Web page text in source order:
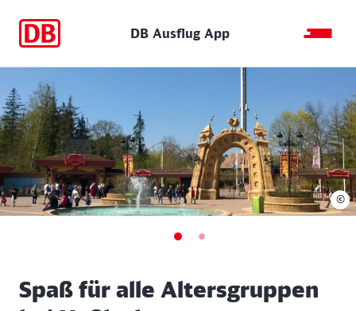
DB Ausflug App
Spaß für alle Altersgruppen
©